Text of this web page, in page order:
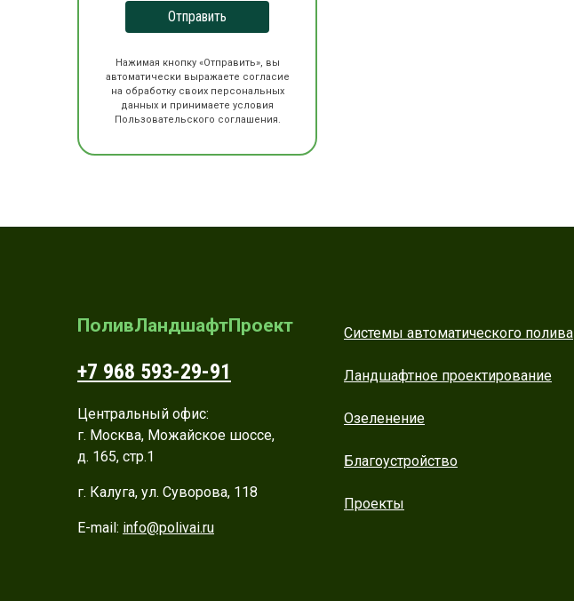
Отправить
Нажимая кнопку «Отправить», вы
автоматически выражаете согласие
на обработку своих персональных
данных и принимаете условия
Пользовательского соглашения.
ПоливЛандшафтПроект
+7 968 593-29-91
Центральный офис:
г. Москва, Можайское шоссе,
д. 165, стр.1
г. Калуга, ул. Суворова, 118
E-mail: info@polivai.ru
Системы автоматического полива
Ландшафтное проектирование
Озеленение
Благоустройство
Проекты